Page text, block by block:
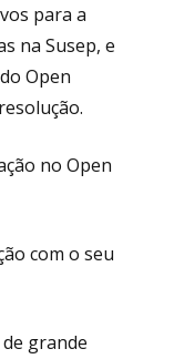
para a
na Susep, e
Open
no Open
com o seu
grande